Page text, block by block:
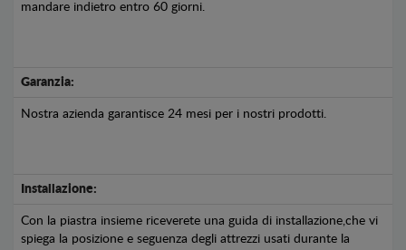
mandare indietro entro 60 giorni.
Garanzia:
Nostra azienda garantisce 24 mesi per i nostri prodotti.
Installazione:
Con la piastra insieme riceverete una guida di installazione,che vi
spiega la posizione e seguenza degli attrezzi usati durante la